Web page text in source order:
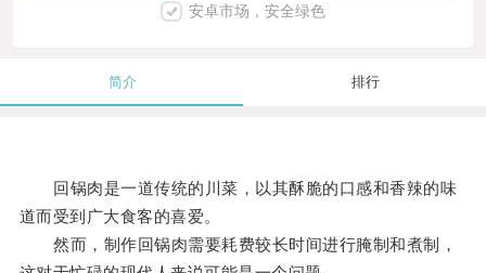
安卓市场，安全绿色
简介 排行
回锅肉是一道传统的川菜，以其酥脆的口感和香辣的味
道而受到广大食客的喜爱。
然而，制作回锅肉需要耗费较长时间进行腌制和煮制，